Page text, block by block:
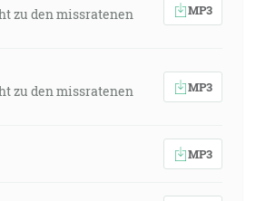
zu den missratenen
MP3
zu den missratenen
MP3
MP3